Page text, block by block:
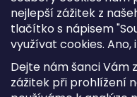
nejlepší zážitek z
tlačítko s nápisem
využívat cookies. Ano,
Dejte nám šanci
zážitek při prohlížení
Kontakt
Sitemap